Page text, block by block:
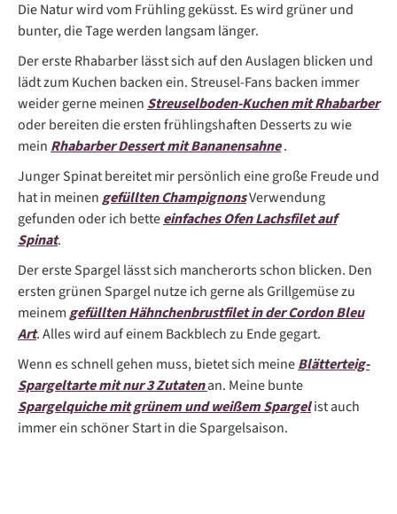
Die Natur wird vom Frühling geküsst. Es wird grüner und
bunter, die Tage werden langsam länger.
Der erste Rhabarber lässt sich auf den Auslagen blicken und
lädt zum Kuchen backen ein. Streusel-Fans backen immer
weider gerne meinen Streuselboden-Kuchen mit Rhabarber
oder bereiten die ersten frühlingshaften Desserts zu wie
mein Rhabarber Dessert mit Bananensahne.
Junger Spinat bereitet mir persönlich eine große Freude und
hat in meinengefüllten ChampignonsVerwendung
gefunden oder ich betteeinfaches Ofen Lachsfilet auf
Spinat.
Der erste Spargel lässt sich mancherorts schon blicken. Den
ersten grünen Spargel nutze ich gerne als Grillgemüse zu
meinemgefüllten Hähnchenbrustfilet in der Cordon Bleu
Art. Alles wird auf einem Backblech zu Ende gegart.
Wenn es schnell gehen muss, bietet sich meineBlätterteig-
Spargeltarte mit nur 3 Zutatenan. Meine bunte
Spargelquiche mit grünem und weißem Spargelist auch
immer ein schöner Start in die Spargelsaison.